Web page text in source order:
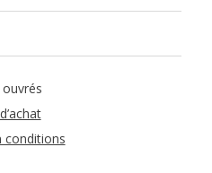
conditions